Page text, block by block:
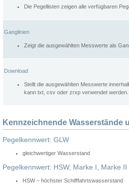
Die Pegellisten zeigen alle verfügbaren
Ganglinien
Zeigt die ausgewählten Messwerte als
Download
Stellt die ausgewählten Messwerte
kann txt, csv oder zrxp verwendet
Kennzeichnende Wasserstände
Pegelkennwert: GLW
gleichwertiger Wasserstand
Pegelkennwert: HSW, Marke I, Marke
HSW – höchster Schifffahrtswasserstand